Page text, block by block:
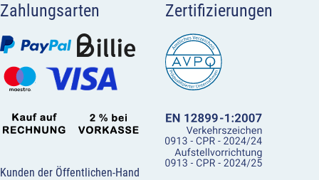
Zahlungsarten
Kunden der Öffentlichen-Hand
Zertifizierungen